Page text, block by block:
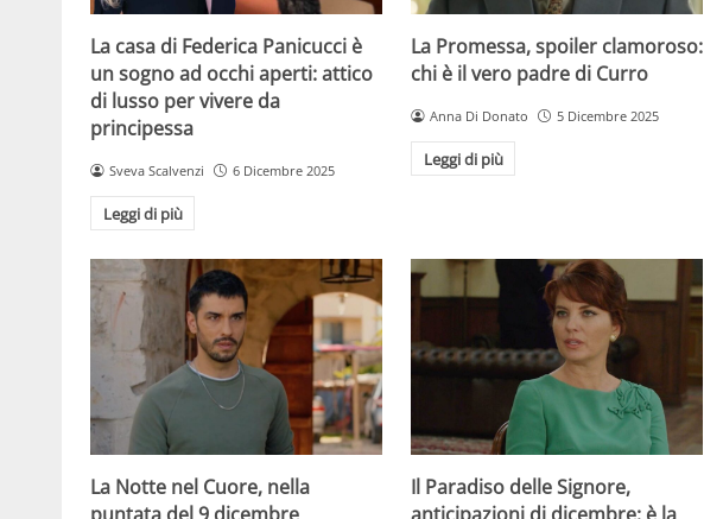
La casa di Federica Panicucci è
un sogno ad occhi aperti: attico
di lusso per vivere da
principessa
Sveva Scalvenzi 6 Dicembre 2025
Leggi di più
La Promessa, spoiler clamoroso:
chi è il vero padre di Curro
Anna Di Donato 5 Dicembre 2025
Leggi di più
La Notte nel Cuore, nella
Il Paradiso delle Signore,